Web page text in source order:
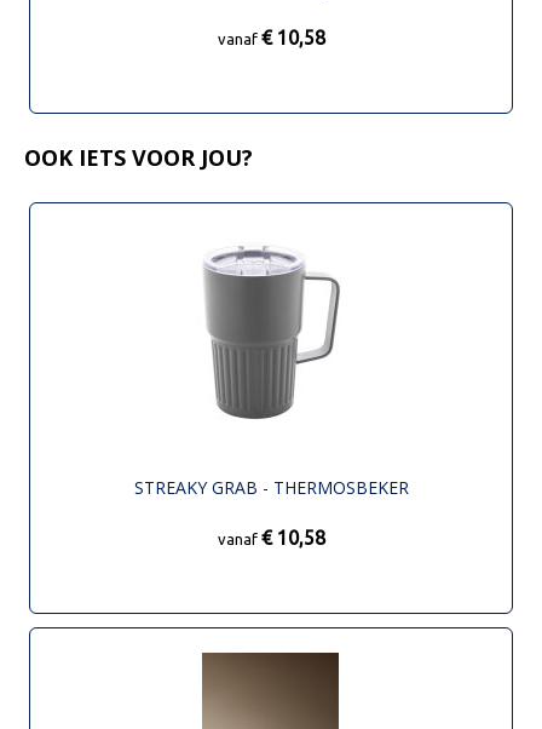
vanaf € 10,58
OOK IETS VOOR JOU?
STREAKY GRAB - THERMOSBEKER
vanaf € 10,58